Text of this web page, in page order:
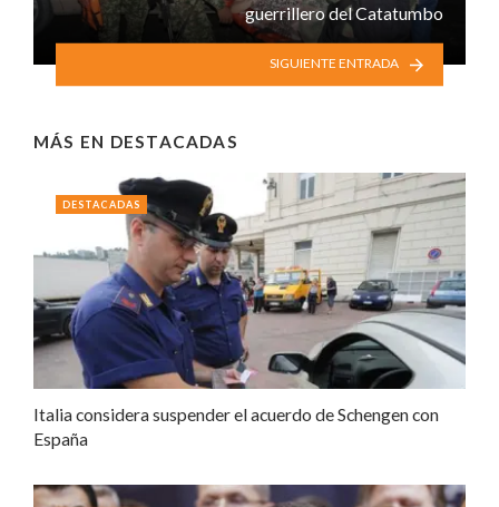
guerrillero del Catatumbo
SIGUIENTE ENTRADA
MÁS EN DESTACADAS
Italia considera suspender el acuerdo de Schengen con
España
DESTACADAS